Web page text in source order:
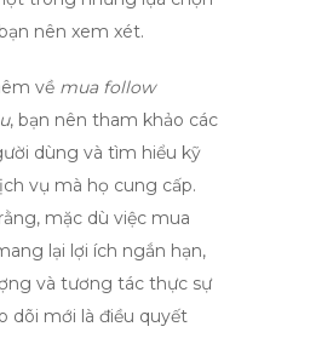
nên xem xét.
về mua follow
, bạn nên tham khảo các
dùng và tìm hiểu kỹ
vụ mà họ cung cấp.
mặc dù việc mua
lại lợi ích ngắn hạn,
và tương tác thực sự
dõi mới là điều quyết